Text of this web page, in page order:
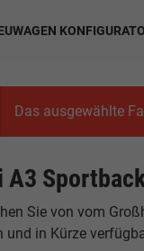
Das ausgewählte
A3
Sie von vom
und in Kürze